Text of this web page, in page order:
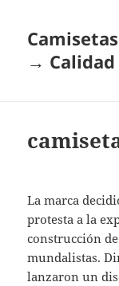
→ Calidad
La marca
protesta a la
construcción
mundalistas.
lanzaron un